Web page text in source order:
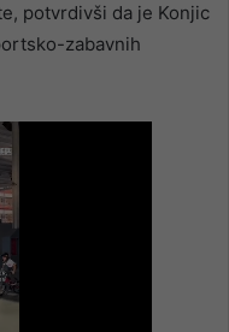
potvrdivši da je Konjic
zabavnih